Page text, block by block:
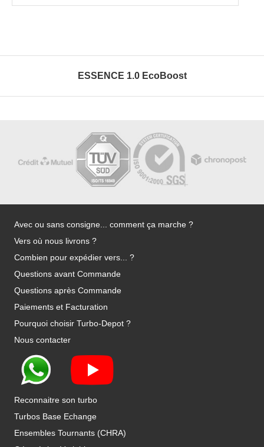
ESSENCE 1.0 EcoBoost
Avec ou sans consigne... comment ça marche ?
Vers où nous livrons ?
Combien pour expédier vers... ?
Questions avant Commande
Questions après Commande
Paiements et Facturation
Pourquoi choisir Turbo-Depot ?
Nous contacter
Reconnaitre son turbo
Turbos Base Echange
Ensembles Tournants (CHRA)